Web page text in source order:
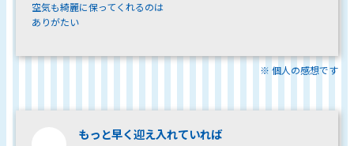
空気も綺麗に保ってくれるのは
ありがたい
※ 個人の感想です
もっと早く迎え入れていれば